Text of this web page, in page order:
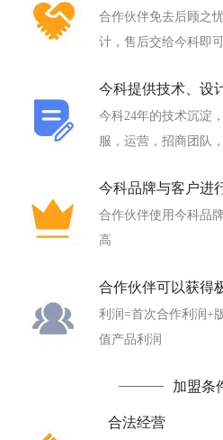
合作伙伴免去后顾之
计，售后交给今科即可
今科提供技术、设
今科24年的技术沉淀
服，运营，招商团队
今科品牌与客户进
合作伙伴使用今科品
高
合作伙伴可以获得
利润=首次合作利润+
值产品利润
加盟条
合法经营